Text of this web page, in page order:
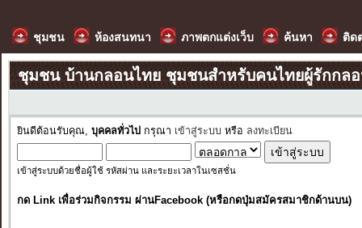
ชุมชน ห้องสนทนา ภาพตกแต่งเว็บ ค้นหา ติด
ชุมชน บ้านกลอนไทย ชุมชนสำหรับคนไทยผู้รักกล
ยินดีต้อนรับคุณ, บุคคลทั่วไป กรุณา เข้าสู่ระบบ หรือ ลงทะเบียน
เข้าสู่ระบบด้วยชื่อผู้ใช้ รหัสผ่าน และระยะเวลาในเซสชั่น
กด Link เพื่อร่วมกิจกรรม ผ่านFacebook (หรือกดปุ่มสมัครสมาชิกด้านบน)